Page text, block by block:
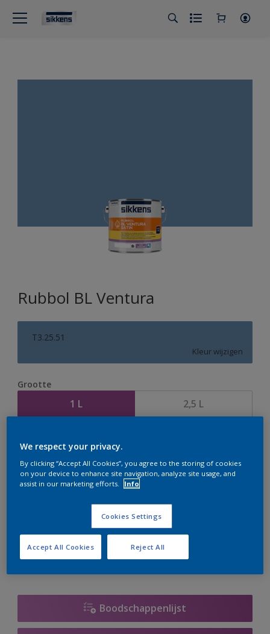
Rubbol BL Ventura
T3.25.51
Kleur wijzigen
Grootte
1 L 2,5 L
Bereken
Op dit moment is het niet mogelijk dit product online
te bestellen. Houd de website in de gaten, we werken
er hard aan om de voorraad aan te vullen.
Boodschappenlijst
We respect your privacy.
By clicking “Accept All Cookies”, you agree to the storing of cookies
on your device to enhance site navigation, analyze site usage, and
assist in our marketing efforts.
Info
Cookies Settings
Reject All
Accept All Cookies